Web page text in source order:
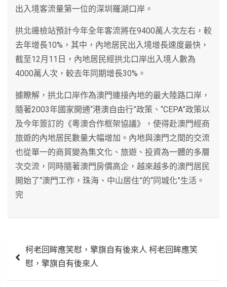
出入境客流量第一位的深圳羅湖口岸。
拱北邊檢站預計今年全年客流將在9400萬人次左右，較
去年增長10%，其中，內地居民出入境增長速度最快，
截至12月11日，內地居民經拱北口岸出入境人數為
4000萬人次，較去年同期增長30%。
據瞭解，拱北口岸作為澳門連接內地的最大陸路口岸，
隨著2003年國家開通“港澳自由行”政策、“CEPA”政策以
及今年簽訂的《粵澳合作框架協議》，使得赴澳門經商
旅遊的內地居民數量大幅增加。內地與澳門之間的交流
也從單一的商貿變為集文化、旅遊、投資為一體的多層
次交流，同時隨著澳門房價高企，越來越多的澳門居民
開始了“澳門工作，珠海、中山居住”的“同城化”生活。
完
章 柯老回眸應笑慰，擎旗自有後來人 柯老回眸應笑
慰，擎旗自有後來人